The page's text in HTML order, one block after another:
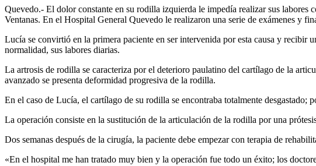
Quevedo.- El dolor constante en su rodilla izquierda le impedía realizar sus
Ventanas. En el Hospital General Quevedo le realizaron una serie de exámenes y
Lucía se convirtió en la primera paciente en ser intervenida por esta causa y
normalidad, sus labores diarias.
La artrosis de rodilla se caracteriza por el deterioro paulatino del cartílago de la
avanzado se presenta deformidad progresiva de la rodilla.
En el caso de Lucía, el cartílago de su rodilla se encontraba totalmente
La operación consiste en la sustitución de la articulación de la rodilla por una
Dos semanas después de la cirugía, la paciente debe empezar con terapia de
«En el hospital me han tratado muy bien y la operación fue todo un éxito; los